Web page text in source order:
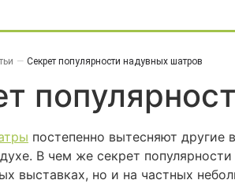
— Секрет популярности надувных шатров
постепенно вытесняют другие
В чем же секрет
выставках, но и на частных